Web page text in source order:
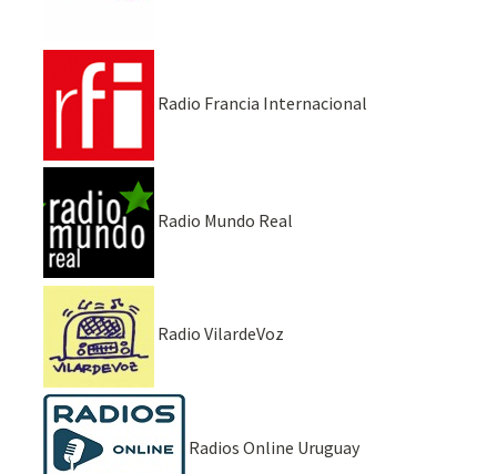
Radio Francia Internacional
Radio Mundo Real
Radio VilardeVoz
Radios Online Uruguay